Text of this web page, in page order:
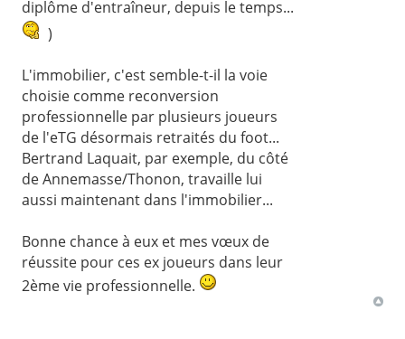
diplôme d'entraîneur, depuis le temps...
)
L'immobilier, c'est semble-t-il la voie
choisie comme reconversion
professionnelle par plusieurs joueurs
de l'eTG désormais retraités du foot...
Bertrand Laquait, par exemple, du côté
de Annemasse/Thonon, travaille lui
aussi maintenant dans l'immobilier...
Bonne chance à eux et mes vœux de
réussite pour ces ex joueurs dans leur
2ème vie professionnelle.